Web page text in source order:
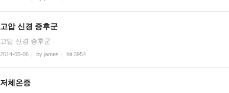
고압 신경 증후군
고압 신경 증후군
2014-05-06 by james hit 3954
저체온증